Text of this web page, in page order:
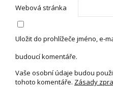
Webová stránka
Uložit do prohlížeče jméno, e-
budoucí komentáře.
Vaše osobní údaje budou
tohoto komentáře. Zásady